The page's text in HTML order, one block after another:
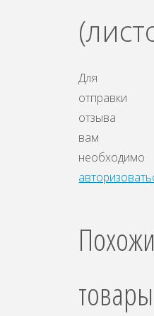
Для
отправки
отзыва
вам
необходимо
товары